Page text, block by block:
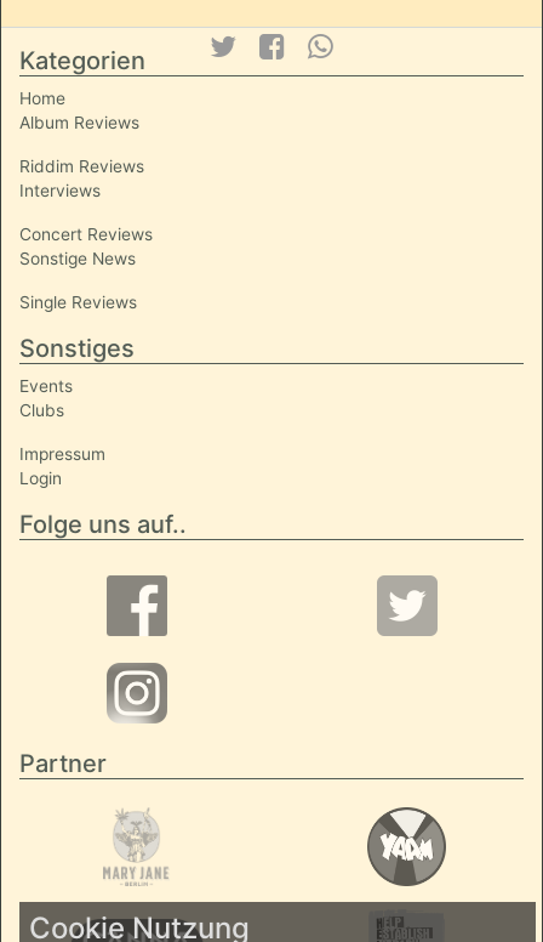
Kategorien
Home
Album Reviews
Riddim Reviews
Interviews
Concert Reviews
Sonstige News
Single Reviews
Sonstiges
Events
Clubs
Impressum
Login
Folge uns auf..
Partner
Cookie Nutzung